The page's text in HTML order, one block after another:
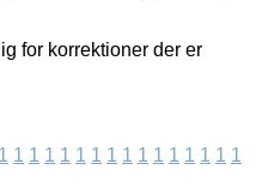
for korrektioner der er
1 1 1 1 1 1 1 1 1 1 1 1 1 1 1 1